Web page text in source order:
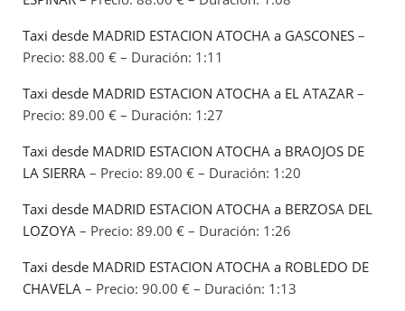
Taxi desde MADRID ESTACION ATOCHA a GASCONES –
Precio: 88.00 € – Duración: 1:11
Taxi desde MADRID ESTACION ATOCHA a EL ATAZAR –
Precio: 89.00 € – Duración: 1:27
Taxi desde MADRID ESTACION ATOCHA a BRAOJOS DE
LA SIERRA – Precio: 89.00 € – Duración: 1:20
Taxi desde MADRID ESTACION ATOCHA a BERZOSA DEL
LOZOYA – Precio: 89.00 € – Duración: 1:26
Taxi desde MADRID ESTACION ATOCHA a ROBLEDO DE
CHAVELA – Precio: 90.00 € – Duración: 1:13